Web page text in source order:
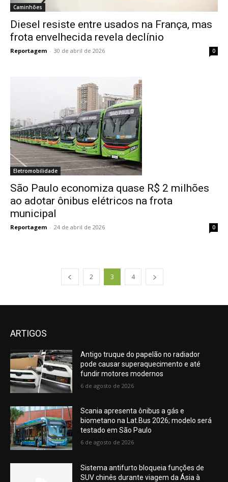
Caminhões
Diesel resiste entre usados na França, mas
frota envelhecida revela declínio
Reportagem - 30 de abril de 2026 0
Eletromobilidade
São Paulo economiza quase R$ 2 milhões
ao adotar ônibus elétricos na frota
municipal
Reportagem - 24 de abril de 2026 0
2 3 4
ARTIGOS
Antigo truque do papelão no radiador
pode causar superaquecimento e até
fundir motores modernos
6 de agosto de 2026
Scania apresenta ônibus a gás e
biometano na Lat.Bus 2026; modelo será
testado em São Paulo
6 de agosto de 2026
Sistema antifurto bloqueia funções de
SUV chinês durante viagem da Ásia à